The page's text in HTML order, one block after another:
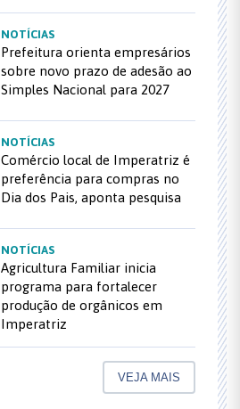
NOTÍCIAS
Prefeitura orienta empresários
sobre novo prazo de adesão ao
Simples Nacional para 2027
NOTÍCIAS
Comércio local de Imperatriz é
preferência para compras no
Dia dos Pais, aponta pesquisa
NOTÍCIAS
Agricultura Familiar inicia
programa para fortalecer
produção de orgânicos em
Imperatriz
VEJA MAIS